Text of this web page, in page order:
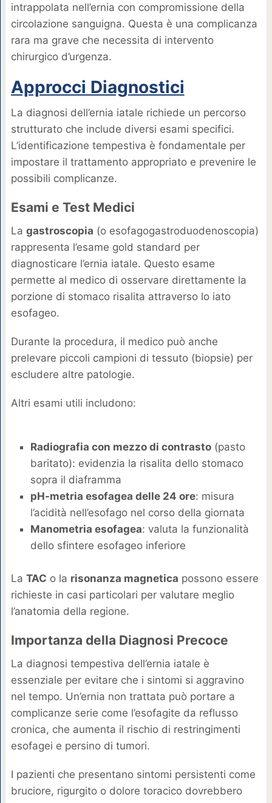
intrappolata nell’ernia con compromissione della
circolazione sanguigna. Questa è una complicanza
rara ma grave che necessita di intervento
chirurgico d’urgenza.
Approcci Diagnostici
La diagnosi dell’ernia iatale richiede un percorso
strutturato che include diversi esami specifici.
L’identificazione tempestiva è fondamentale per
impostare il trattamento appropriato e prevenire le
possibili complicanze.
Esami e Test Medici
La gastroscopia (o esofagogastroduodenoscopia)
rappresenta l’esame gold standard per
diagnosticare l’ernia iatale. Questo esame
permette al medico di osservare direttamente la
porzione di stomaco risalita attraverso lo iato
esofageo.
Durante la procedura, il medico può anche
prelevare piccoli campioni di tessuto (biopsie) per
escludere altre patologie.
Altri esami utili includono:
Radiografia con mezzo di contrasto(pasto
baritato): evidenzia la risalita dello stomaco
sopra il diaframma
pH-metria esofagea delle 24 ore: misura
l’acidità nell’esofago nel corso della giornata
Manometria esofagea: valuta la funzionalità
dello sfintere esofageo inferiore
La TAC o la risonanza magnetica possono essere
richieste in casi particolari per valutare meglio
l’anatomia della regione.
Importanza della Diagnosi Precoce
La diagnosi tempestiva dell’ernia iatale è
essenziale per evitare che i sintomi si aggravino
nel tempo. Un’ernia non trattata può portare a
complicanze serie come l’esofagite da reflusso
cronica, che aumenta il rischio di restringimenti
esofagei e persino di tumori.
I pazienti che presentano sintomi persistenti come
bruciore, rigurgito o dolore toracico dovrebbero